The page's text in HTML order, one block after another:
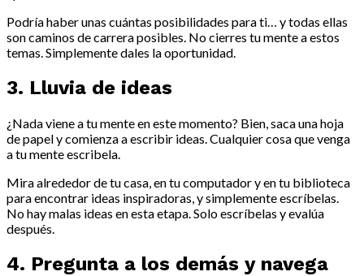
Podría haber unas cuántas posibilidades para ti… y todas ellas
son caminos de carrera posibles. No cierres tu mente a estos
temas. Simplemente dales la oportunidad.
3. Lluvia de ideas
¿Nada viene a tu mente en este momento? Bien, saca una hoja
de papel y comienza a escribir ideas. Cualquier cosa que venga
a tu mente escribela.
Mira alrededor de tu casa, en tu computador y en tu biblioteca
para encontrar ideas inspiradoras, y simplemente escríbelas.
No hay malas ideas en esta etapa. Solo escríbelas y evalúa
después.
4. Pregunta a los demás y navega